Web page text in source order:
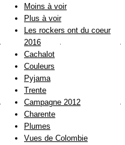
Moins à voir
Plus à voir
Les rockers ont du coeur
2016
Cachalot
Couleurs
Pyjama
Trente
Campagne 2012
Charente
Plumes
Vues de Colombie